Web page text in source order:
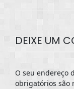
DEIXE UM
O seu endereço
obrigatórios são